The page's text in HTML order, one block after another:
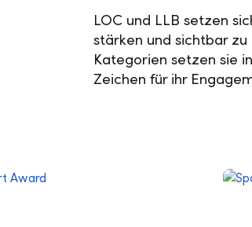
LOC und LLB setzen
stärken und sichtbar
Kategorien setzen sie
Zeichen für ihr